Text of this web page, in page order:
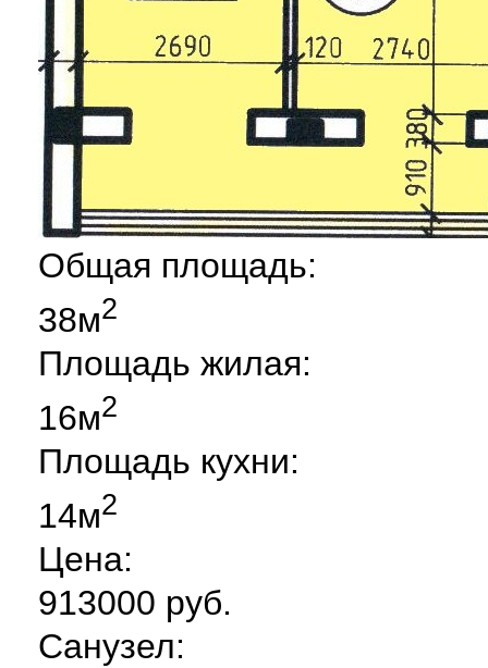
Общая площадь:
38м2
Площадь жилая:
16м2
Площадь кухни:
14м2
Цена:
913000 руб.
Санузел: